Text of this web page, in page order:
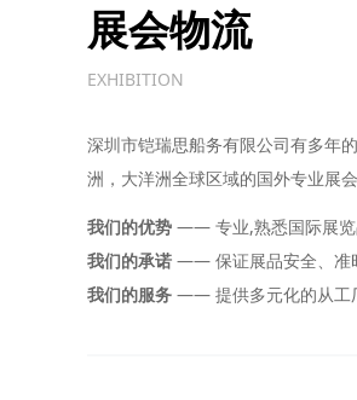
展会物流
EXHIBITION
深圳市铠瑞思船务有限公司有多年
洲，大洋洲全球区域的国外专业展
我们的优势 —— 专业,熟悉国际展览
我们的承诺 —— 保证展品安全、准
我们的服务 —— 提供多元化的从工